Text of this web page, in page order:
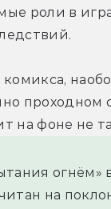
роли в
на фоне не
на